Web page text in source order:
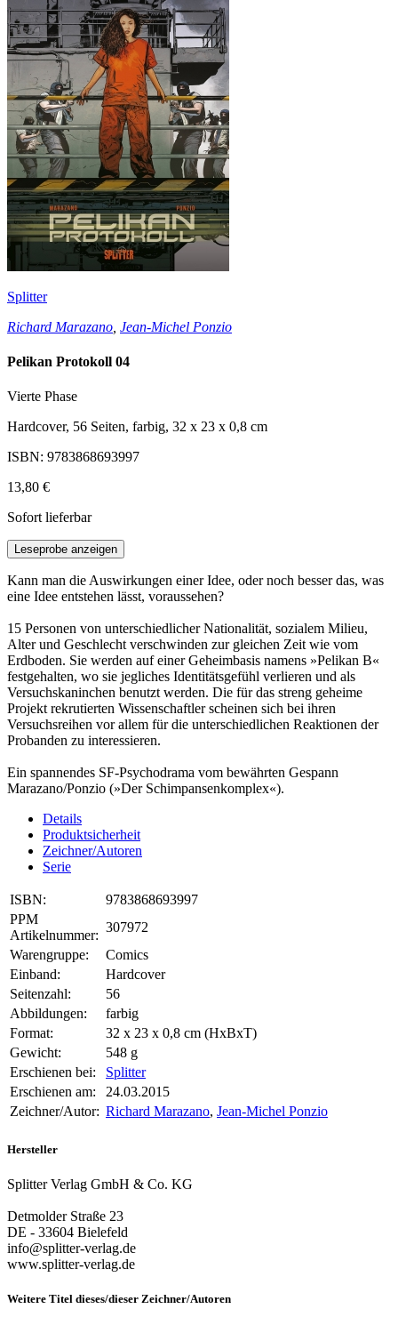
Splitter
Richard Marazano Jean-Michel Ponzio
Pelikan Protokoll 04
Vierte Phase
Hardcover, 56 Seiten, farbig, 32 x 23 x 0,8 cm
ISBN: 9783868693997
13,80 €
Sofort lieferbar
Leseprobe anzeigen
Kann man die Auswirkungen einer Idee, oder noch besser das, was
eine Idee entstehen lässt, voraussehen?
15 Personen von unterschiedlicher Nationalität, sozialem Milieu,
Alter und Geschlecht verschwinden zur gleichen Zeit wie vom
Erdboden. Sie werden auf einer Geheimbasis namens »Pelikan B«
festgehalten, wo sie jegliches Identitätsgefühl verlieren und als
Versuchskaninchen benutzt werden. Die für das streng geheime
Projekt rekrutierten Wissenschaftler scheinen sich bei ihren
Versuchsreihen vor allem für die unterschiedlichen Reaktionen der
Probanden zu interessieren.
Ein spannendes SF-Psychodrama vom bewährten Gespann
Marazano/Ponzio (»Der Schimpansenkomplex«).
Details
Produktsicherheit
Zeichner/Autoren
Serie
ISBN:
9783868693997
PPM
Artikelnummer:
307972
Warengruppe:
Comics
Einband:
Hardcover
Seitenzahl:
56
Abbildungen:
farbig
Format:
32 x 23 x 0,8 cm (HxBxT)
Gewicht:
548 g
Erschienen bei:
Splitter
Erschienen am:
24.03.2015
Zeichner/Autor: Richard Marazano, Jean-Michel Ponzio
Hersteller
Splitter Verlag GmbH & Co. KG
Detmolder Straße 23
DE - 33604 Bielefeld
info@splitter-verlag.de
www.splitter-verlag.de
Weitere Titel dieses/dieser Zeichner/Autoren